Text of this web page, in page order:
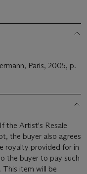
Paris, 2005, p.
the Artist's Resale
the buyer also agrees
royalty provided for in
the buyer to pay such